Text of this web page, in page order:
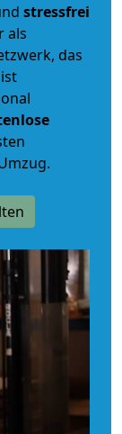
stressfrei
als
das